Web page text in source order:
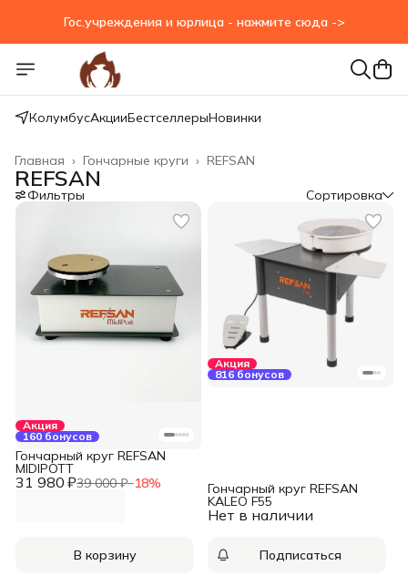
Гос.учреждения и юрлица - нажмите сюда ->
КолумбусАкцииБестселлерыНовинки
REFSAN
Гончарные круги ›
Главная ›
REFSAN
Фильтры Сортировка
Акция
160 бонусов
31 980 ₽39 000 ₽−18%
Гончарный круг REFSAN
MIDIPOTT
В корзину
Акция
816 бонусов
Нет в наличии
Гончарный круг REFSAN
KALEO F55
Подписаться